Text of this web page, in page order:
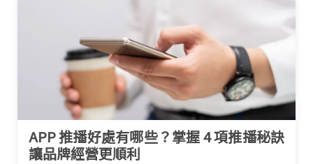
APP 推播好處有哪些？掌握 4 項推播秘訣
讓品牌經營更順利